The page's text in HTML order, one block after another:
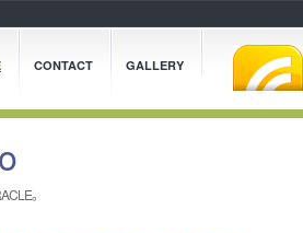
CONTACT GALLERY
。